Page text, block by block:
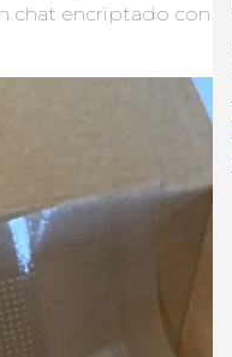
chat encriptado con